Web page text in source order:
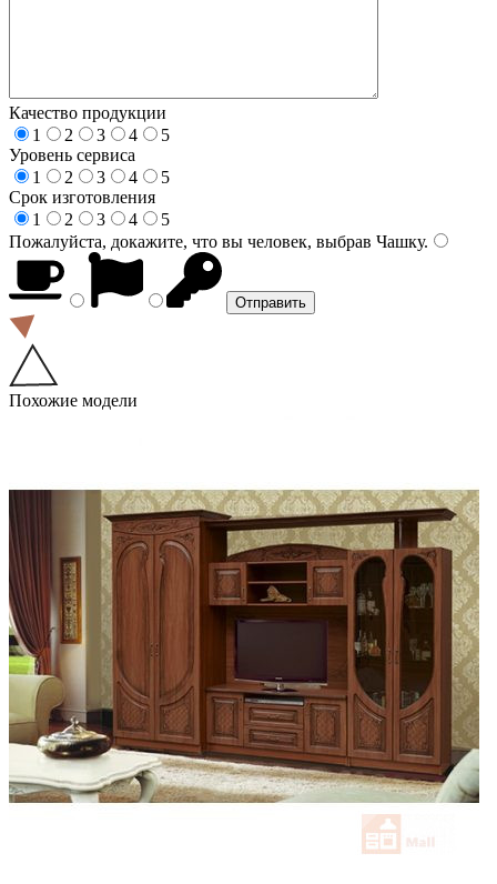
Качество продукции
1
2 3 4
5
Уровень сервиса
1
2 3 4
5
Срок изготовления
1
2 3 4
5
Пожалуйста, докажите, что вы человек, выбрав Чашку.
Похожие модели